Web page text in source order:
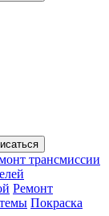
трансмиссии
Ремонт
Покраска